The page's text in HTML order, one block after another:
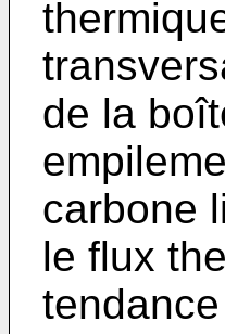
de la
carbone
le flux